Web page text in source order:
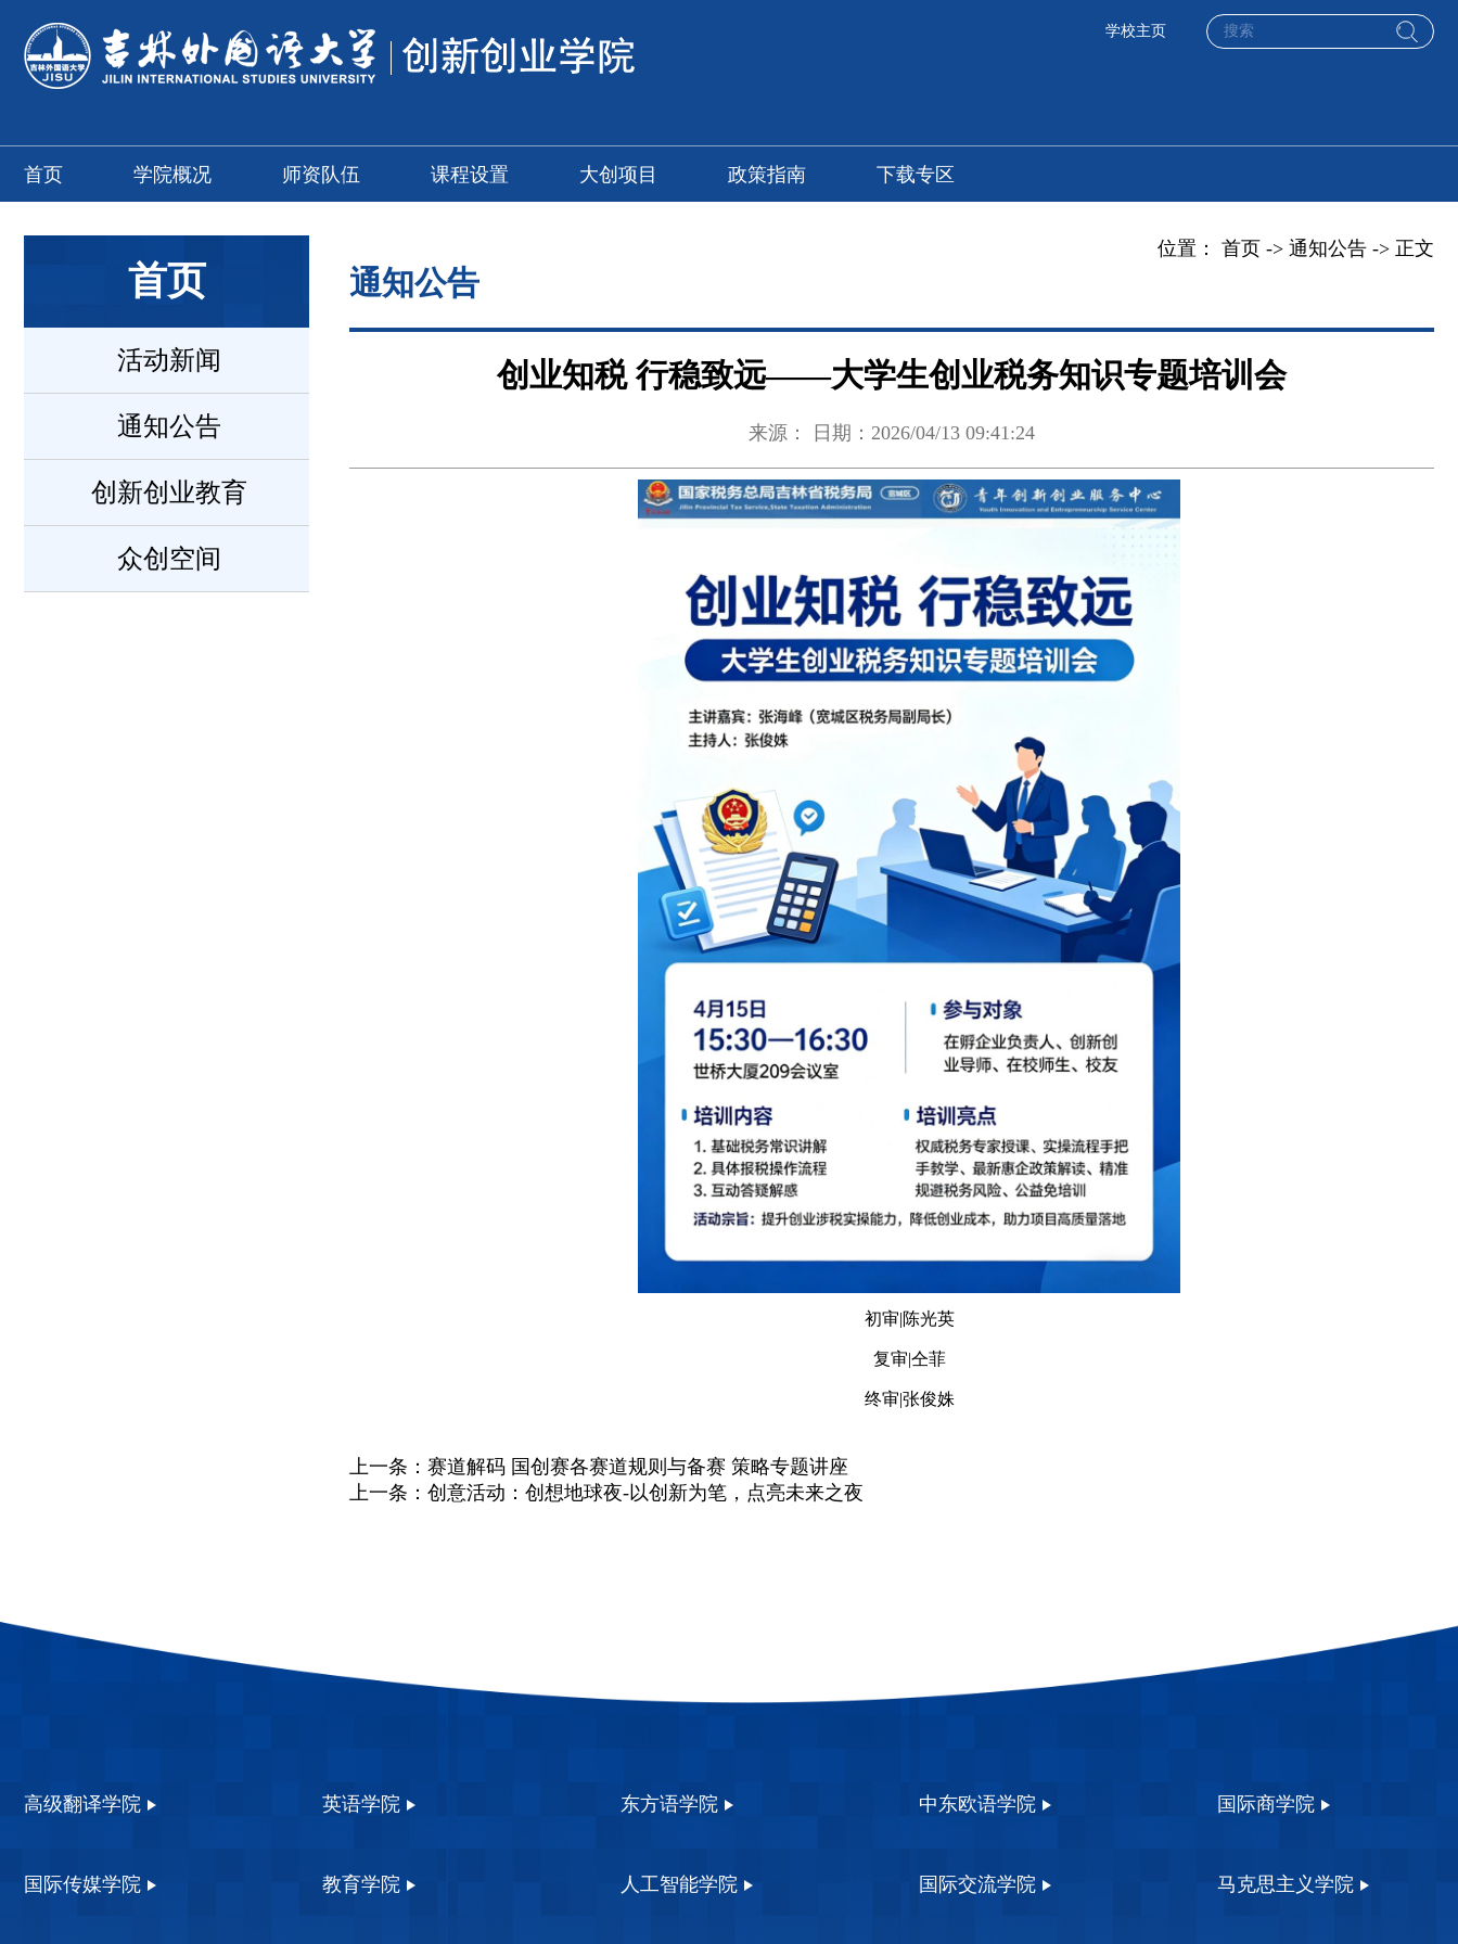
学校主页
首页 学院概况 师资队伍 课程设置 大创项目 政策指南 下载专区
首页
活动新闻
通知公告
创新创业教育
众创空间
位置： 首页 -> 通知公告 -> 正文
通知公告
创业知税 行稳致远——大学生创业税务知识专题培训会
来源： 日期：2026/04/13 09:41:24
初审|陈光英
复审|仝菲
终审|张俊姝
上一条： 赛道解码 国创赛各赛道规则与备赛 策略专题讲座
上一条： 创意活动：创想地球夜-以创新为笔，点亮未来之夜
高级翻译学院 英语学院 东方语学院 中东欧语学院 国际商学院
国际传媒学院 教育学院 人工智能学院 国际交流学院 马克思主义学院